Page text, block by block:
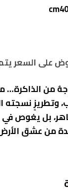
السعر يتم من خلال
من الذاكرة…
نسجته
بل يغوص في
من عشق